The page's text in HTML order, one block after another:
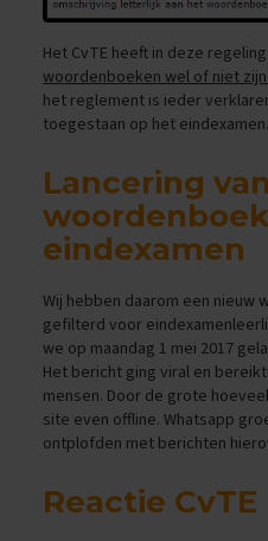
x
m
e
n
s
r
a
n
s
E
x
a
m
n
t
i
s
Het CvTE heeft in deze regeling
woordenboeken wel of niet
het reglement is ieder
toegestaan op het eindexamen.
Lancering
eindexamen
Wij hebben daarom een
gefilterd voor
we op maandag 1 mei 2017
Het bericht ging viral en
mensen. Door de grote
site even offline. Whatsapp
ontplofden met berichten
Reactie CvTE